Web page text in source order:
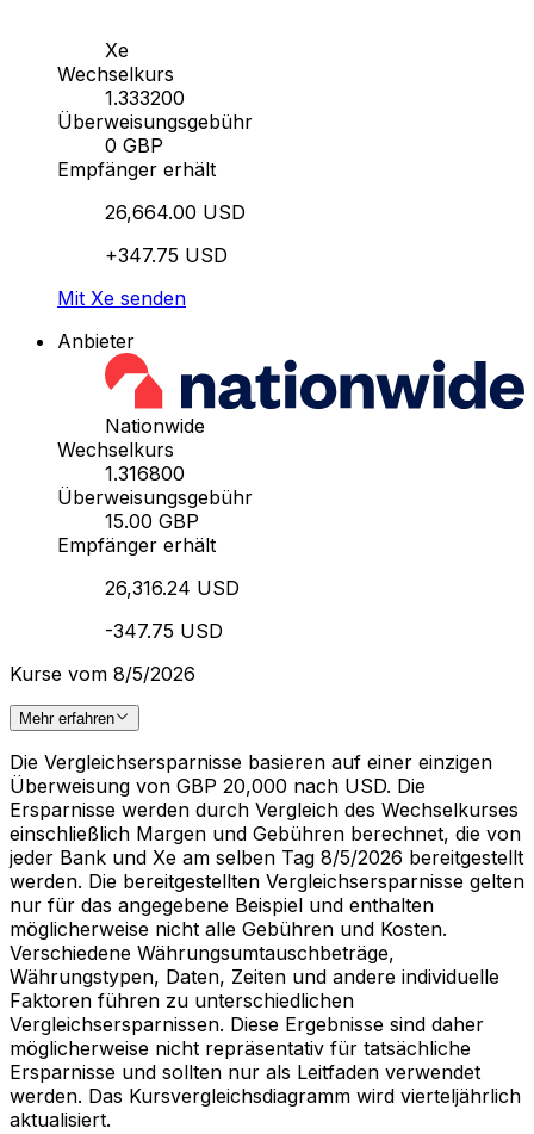
Xe
Wechselkurs
1.333200
Überweisungsgebühr
0 GBP
Empfänger erhält
26,664.00 USD
+347.75 USD
Mit Xe senden
Anbieter
Nationwide
Wechselkurs
1.316800
Überweisungsgebühr
15.00 GBP
Empfänger erhält
26,316.24 USD
-347.75 USD
Kurse vom 8/5/2026
Mehr erfahren
Die Vergleichsersparnisse basieren auf einer einzigen
Überweisung von GBP 20,000 nach USD. Die
Ersparnisse werden durch Vergleich des Wechselkurses
einschließlich Margen und Gebühren berechnet, die von
jeder Bank und Xe am selben Tag 8/5/2026 bereitgestellt
werden. Die bereitgestellten Vergleichsersparnisse gelten
nur für das angegebene Beispiel und enthalten
möglicherweise nicht alle Gebühren und Kosten.
Verschiedene Währungsumtauschbeträge,
Währungstypen, Daten, Zeiten und andere individuelle
Faktoren führen zu unterschiedlichen
Vergleichsersparnissen. Diese Ergebnisse sind daher
möglicherweise nicht repräsentativ für tatsächliche
Ersparnisse und sollten nur als Leitfaden verwendet
werden. Das Kursvergleichsdiagramm wird vierteljährlich
aktualisiert.